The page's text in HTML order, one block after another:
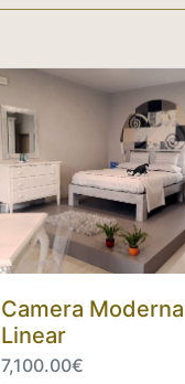
Camera Moderna
Linear
7,100.00€